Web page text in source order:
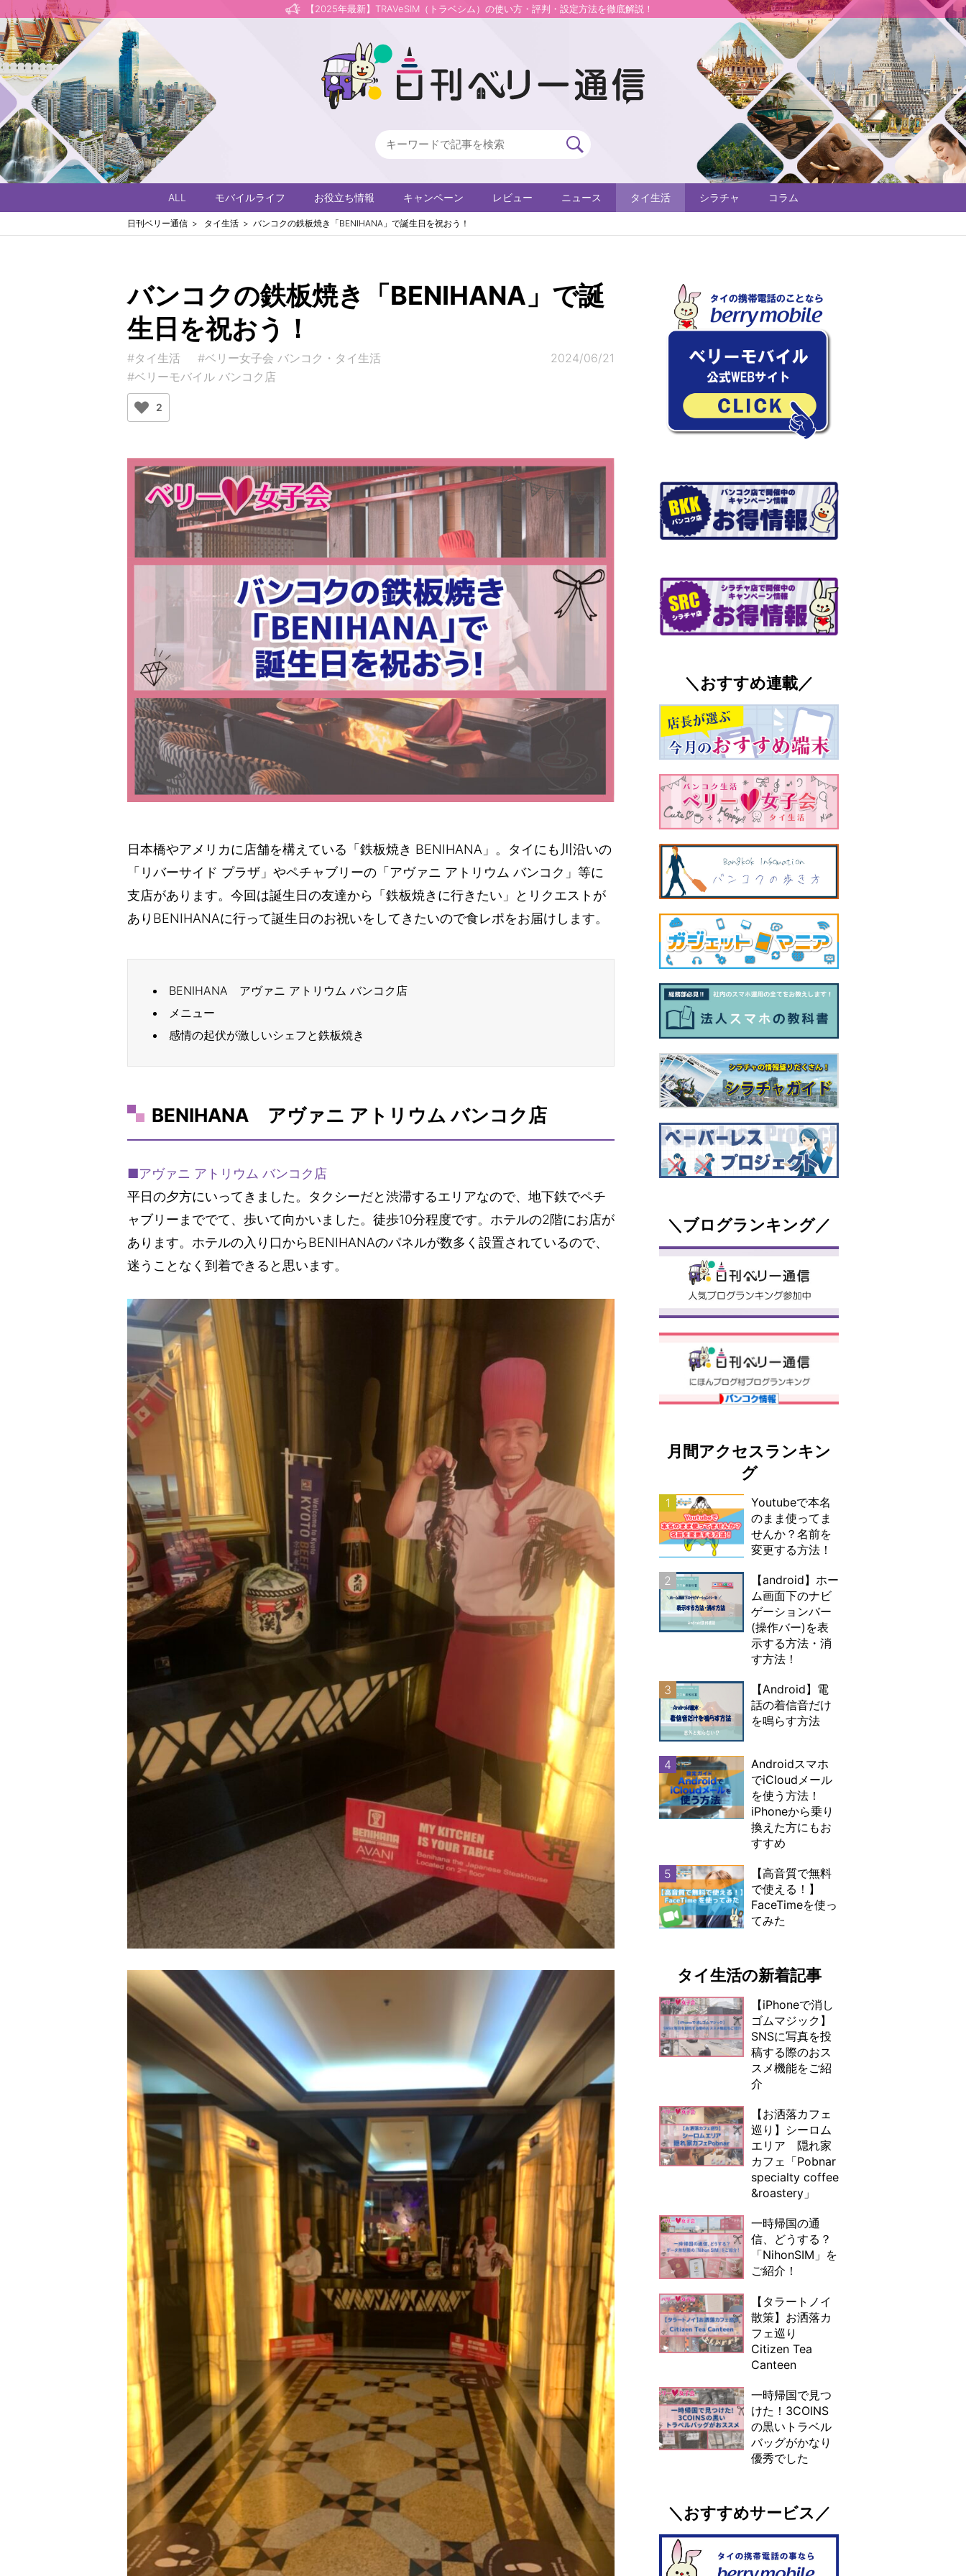
【2025年最新】TRAVeSIM（トラベシム）の使い方・評判・設定方法を徹底解説！
ALL モバイルライフ お役立ち情報 キャンペーン レビュー ニュース タイ生活 シラチャ コラム
日刊ベリー通信 タイ生活 バンコクの鉄板焼き「BENIHANA」で誕生日を祝おう！
バンコクの鉄板焼き「BENIHANA」で誕
生日を祝おう！
#タイ生活
#ベリー女子会 バンコク・タイ生活
#ベリーモバイル バンコク店
2024/06/21
2
日本橋やアメリカに店舗を構えている「鉄板焼き BENIHANA」。タイにも川沿いの
「リバーサイド プラザ」やペチャブリーの「アヴァニ アトリウム バンコク」等に
支店があります。今回は誕生日の友達から「鉄板焼きに行きたい」とリクエストが
ありBENIHANAに行って誕生日のお祝いをしてきたいので食レポをお届けします。
BENIHANA アヴァニ アトリウム バンコク店
メニュー
感情の起伏が激しいシェフと鉄板焼き
BENIHANA アヴァニ アトリウム バンコク店
■アヴァニ アトリウム バンコク店
平日の夕方にいってきました。タクシーだと渋滞するエリアなので、地下鉄でペチ
ャブリーまででて、歩いて向かいました。徒歩10分程度です。ホテルの2階にお店が
あります。ホテルの入り口からBENIHANAのパネルが数多く設置されているので、
迷うことなく到着できると思います。
＼おすすめ連載／
＼ブログランキング／
月間アクセスランキン
グ
1
Youtubeで本名
のまま使ってま
せんか？名前を
変更する方法！
2
【android】ホー
ム画面下のナビ
ゲーションバー
(操作バー)を表
示する方法・消
す方法！
3
【Android】電
話の着信音だけ
を鳴らす方法
4
Androidスマホ
でiCloudメール
を使う方法！
iPhoneから乗り
換えた方にもお
すすめ
5
【高音質で無料
で使える！】
FaceTimeを使っ
てみた
タイ生活の新着記事
【iPhoneで消し
ゴムマジック】
SNSに写真を投
稿する際のおス
スメ機能をご紹
介
【お洒落カフェ
巡り】シーロム
エリア 隠れ家
カフェ「Pobnar
specialty coffee
&roastery」
一時帰国の通
信、どうする？
「NihonSIM」を
ご紹介！
【タラートノイ
散策】お洒落カ
フェ巡り
Citizen Tea
Canteen
一時帰国で見つ
けた！3COINS
の黒いトラベル
バッグがかなり
優秀でした
＼おすすめサービス／